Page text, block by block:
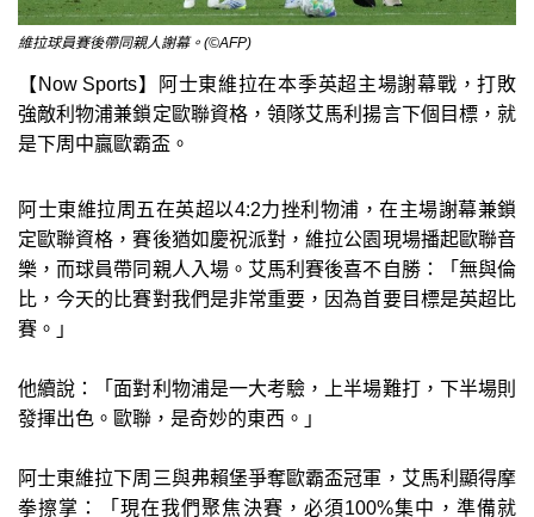
維拉球員賽後帶同親人謝幕。(©AFP)
【Now Sports】阿士東維拉在本季英超主場謝幕戰，打敗
強敵利物浦兼鎖定歐聯資格，領隊艾馬利揚言下個目標，就
是下周中贏歐霸盃。
阿士東維拉周五在英超以4:2力挫利物浦，在主場謝幕兼鎖
定歐聯資格，賽後猶如慶祝派對，維拉公園現場播起歐聯音
樂，而球員帶同親人入場。艾馬利賽後喜不自勝：「無與倫
比，今天的比賽對我們是非常重要，因為首要目標是英超比
賽。」
他續說：「面對利物浦是一大考驗，上半場難打，下半場則
發揮出色。歐聯，是奇妙的東西。」
阿士東維拉下周三與弗賴堡爭奪歐霸盃冠軍，艾馬利顯得摩
拳擦掌：「現在我們聚焦決賽，必須100%集中，準備就